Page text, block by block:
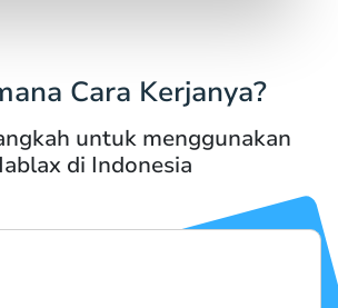
Cara Kerjanya?
untuk menggunakan
di Indonesia